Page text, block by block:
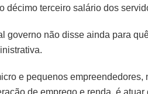
décimo terceiro salário dos
governo não disse ainda para
e pequenos empreendedores,
de emprego e renda, é atuar